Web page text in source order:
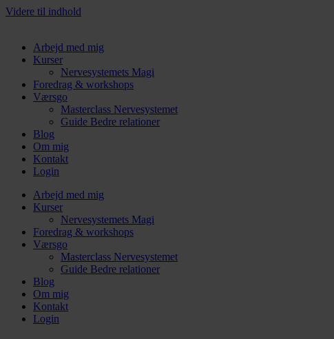
Videre til indhold
Arbejd med mig
Kurser
Nervesystemets Magi
Foredrag & workshops
Værsgo
Masterclass Nervesystemet
Guide Bedre relationer
Blog
Om mig
Kontakt
Login
Arbejd med mig
Kurser
Nervesystemets Magi
Foredrag & workshops
Værsgo
Masterclass Nervesystemet
Guide Bedre relationer
Blog
Om mig
Kontakt
Login